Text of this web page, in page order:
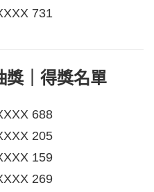
731
獎｜得獎名單
688
205
159
269